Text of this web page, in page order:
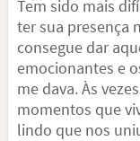
Tem sido mais
ter sua presença
consegue dar
emocionantes e
me dava. Às
momentos que
lindo que nos